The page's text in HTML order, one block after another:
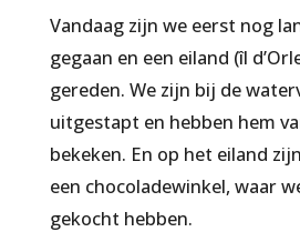
Vandaag zijn we eerst nog
gegaan en een eiland (îl
gereden. We zijn bij de
uitgestapt en hebben hem
bekeken. En op het eiland
een chocoladewinkel, waar
gekocht hebben.